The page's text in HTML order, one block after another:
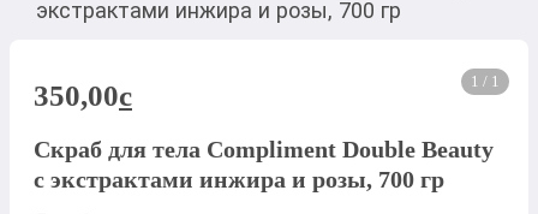
экстрактами инжира и розы, 700 гр
1 / 1
350,00c
Скраб для тела Compliment Double Beauty
с экстрактами инжира и розы, 700 гр